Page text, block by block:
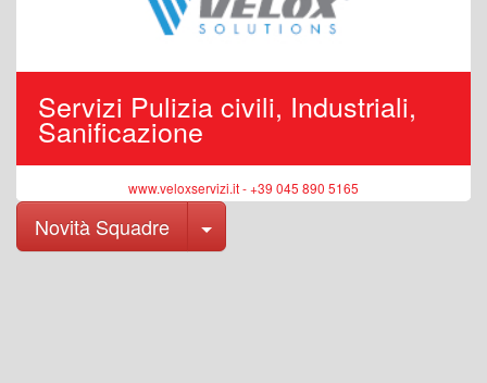
Servizi Pulizia civili, Industriali,
Sanificazione
www.veloxservizi.it - +39 045 890 5165
Novità Squadre Toggle Dropdown